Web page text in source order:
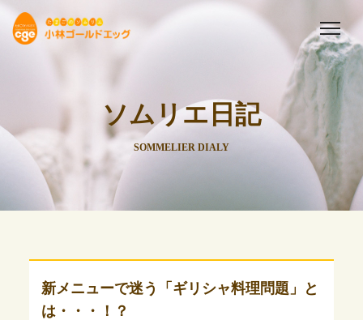
ソムリエ日記
SOMMELIER DIALY
新メニューで迷う「ギリシャ料理問題」と
は・・・！？